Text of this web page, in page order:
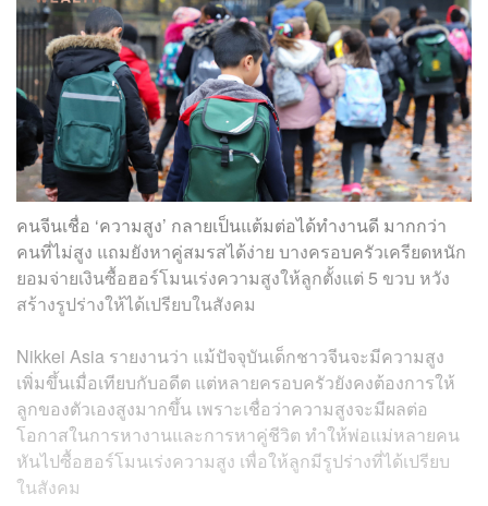
คนจีนเชื่อ ‘ความสูง’ กลายเป็นแต้มต่อได้ทำงานดี มากกว่า
คนที่ไม่สูง แถมยังหาคู่สมรสได้ง่าย บางครอบครัวเครียดหนัก
ยอมจ่ายเงินซื้อฮอร์โมนเร่งความสูงให้ลูกตั้งแต่ 5 ขวบ หวัง
สร้างรูปร่างให้ได้เปรียบในสังคม
Nikkei Asia รายงานว่า แม้ปัจจุบันเด็กชาวจีนจะมีความสูง
เพิ่มขึ้นเมื่อเทียบกับอดีต แต่หลายครอบครัวยังคงต้องการให้
ลูกของตัวเองสูงมากขึ้น เพราะเชื่อว่าความสูงจะมีผลต่อ
โอกาสในการหางานและการหาคู่ชีวิต ทำให้พ่อแม่หลายคน
หันไปซื้อฮอร์โมนเร่งความสูง เพื่อให้ลูกมีรูปร่างที่ได้เปรียบ
ในสังคม